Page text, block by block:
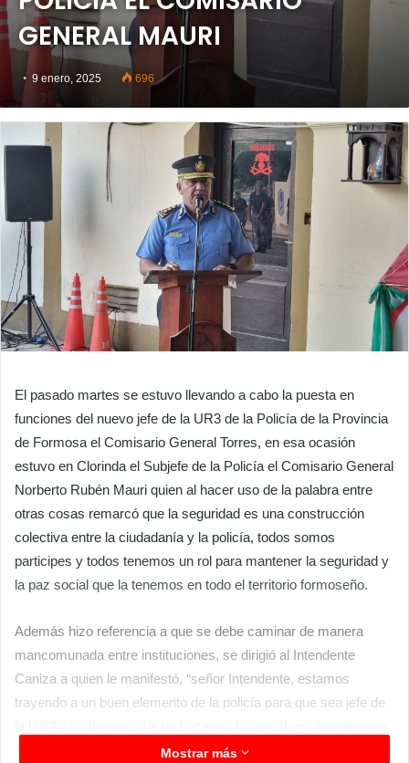
GENERAL MAURI
9 enero, 2025 696
El pasado martes se estuvo llevando a cabo la puesta en
funciones del nuevo jefe de la UR3 de la Policía de la Provincia
de Formosa el Comisario General Torres, en esa ocasión
estuvo en Clorinda el Subjefe de la Policía el Comisario General
Norberto Rubén Mauri quien al hacer uso de la palabra entre
otras cosas remarcó que la seguridad es una construcción
colectiva entre la ciudadanía y la policía, todos somos
participes y todos tenemos un rol para mantener la seguridad y
la paz social que la tenemos en todo el territorio formoseño.
Además hizo referencia a que se debe caminar de manera
mancomunada entre instituciones, se dirigió al Intendente
Caniza a quien le manifestó, “señor Intendente, estamos
trayendo a un buen elemento de la policía para que sea jefe de
año difícil de mucha actividad en todos los sentidos por lo que
Mostrar más